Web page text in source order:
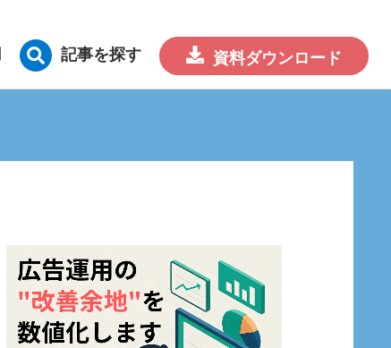
資料ダウンロード
記事を探す